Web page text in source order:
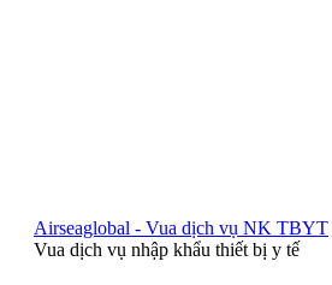
Airseaglobal - Vua dịch vụ NK TBYT
Vua dịch vụ nhập khẩu thiết bị y tế